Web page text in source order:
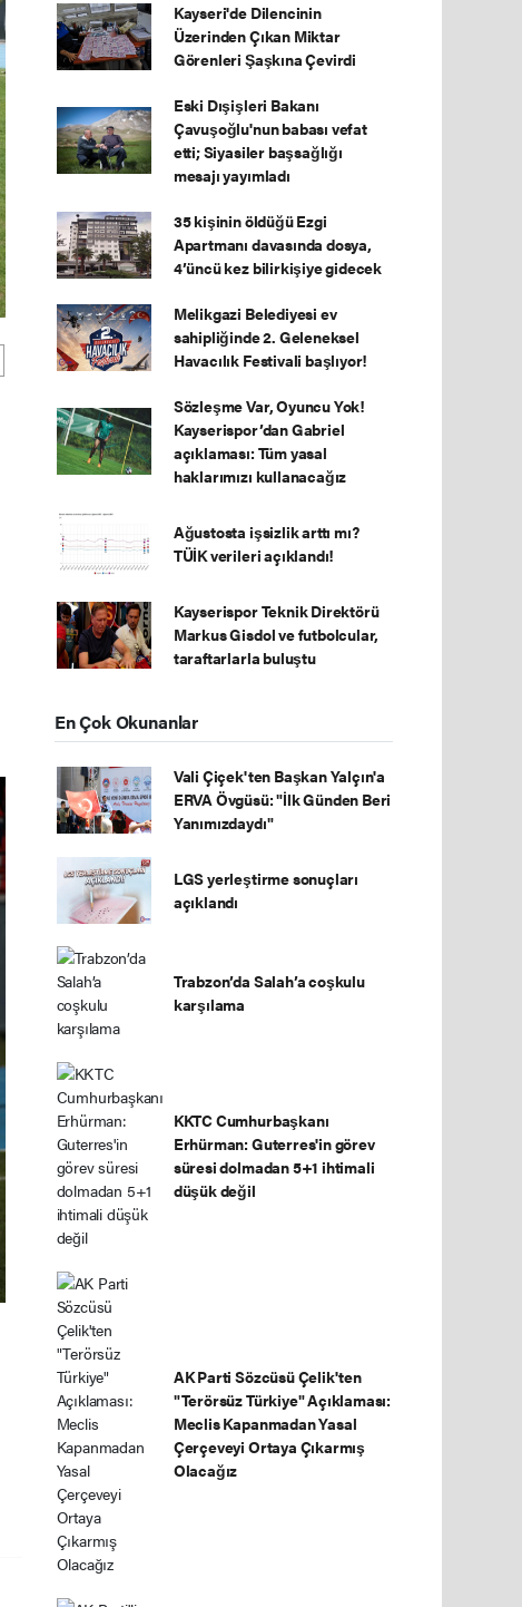
Kayseri'de Dilencinin
Üzerinden Çıkan Miktar
Görenleri Şaşkına Çevirdi
Eski Dışişleri Bakanı
Çavuşoğlu'nun babası vefat
etti; Siyasiler başsağlığı
mesajı yayımladı
35 kişinin öldüğü Ezgi
Apartmanı davasında dosya,
4’üncü kez bilirkişiye gidecek
Melikgazi Belediyesi ev
sahipliğinde 2. Geleneksel
Havacılık Festivali başlıyor!
Sözleşme Var, Oyuncu Yok!
Kayserispor’dan Gabriel
açıklaması: Tüm yasal
haklarımızı kullanacağız
Ağustosta işsizlik arttı mı?
TÜİK verileri açıklandı!
Kayserispor Teknik Direktörü
Markus Gisdol ve futbolcular,
taraftarlarla buluştu
En Çok Okunanlar
Vali Çiçek'ten Başkan Yalçın'a
ERVA Övgüsü: "İlk Günden Beri
Yanımızdaydı"
LGS yerleştirme sonuçları
açıklandı
Trabzon’da Salah’a coşkulu
karşılama
KKTC Cumhurbaşkanı
Erhürman: Guterres'in görev
süresi dolmadan 5+1 ihtimali
düşük değil
AK Parti Sözcüsü Çelik'ten
"Terörsüz Türkiye" Açıklaması:
Meclis Kapanmadan Yasal
Çerçeveyi Ortaya Çıkarmış
Olacağız